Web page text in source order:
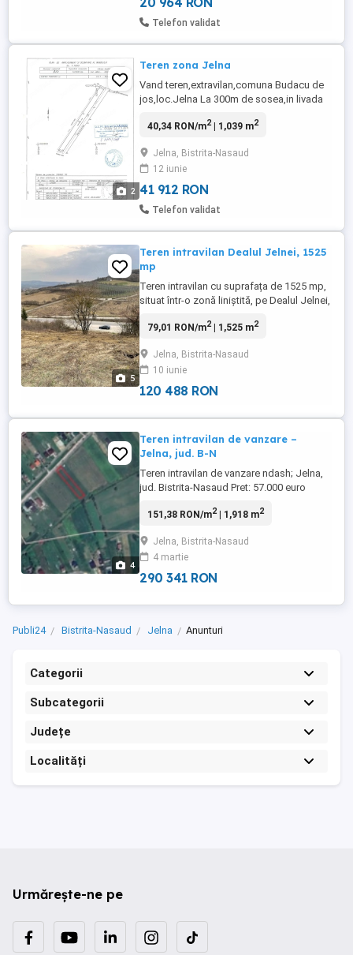
Telefon validat
2
Teren zona Jelna
Vand teren,extravilan,comuna Budacu de
jos,loc.Jelna La 300m de sosea,in livada
,intabulat cu acte in regula si impozit
drumuri de exploatare,unul pe 8 si altul pe
135.terenul este curat si are si o
fantana.pe traseu s-au ...
40,34 RON/m2| 1,039 m2
Jelna, Bistrita-Nasaud
12 iunie
41 912 RON
Telefon validat
5
Teren intravilan Dealul Jelnei, 1525
mp
Teren intravilan cu suprafața de 1525 mp,
situat într-o zonă liniștită, pe Dealul Jelnei,
stradal: 19 m Acces facil, direct din drumul
locuință sau investiție Priveliște frumoasă
și aer curat Locație excelentă, ...
79,01 RON/m2| 1,525 m2
Jelna, Bistrita-Nasaud
10 iunie
120 488 RON
4
Teren intravilan de vanzare –
Jelna, jud. B-N
Teren intravilan de vanzare ndash; Jelna,
jud. Bistrita-Nasaud Pret: 57.000 euro
vanzare un teren intravilan cu suprafata de
judetul Bistrita-Nasaud, intr-o zona
linistita, in apropiere de Terenul Sintetic,
cu acces direct ...
151,38 RON/m2| 1,918 m2
Jelna, Bistrita-Nasaud
4 martie
290 341 RON
Publi24 Bistrita-Nasaud Jelna Anunturi
Categorii
Subcategorii
Județe
Localități
Urmărește-ne pe